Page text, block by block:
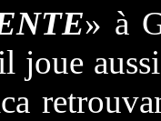
» à
joue